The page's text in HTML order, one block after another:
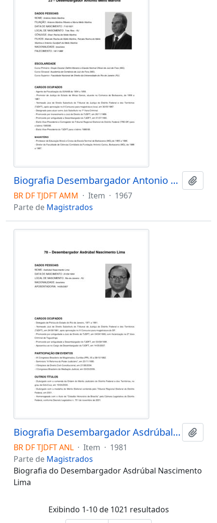
Biografia Desembargador Antonio Mello Martins
BR DF TJDFT AMM · Item · 1967
Parte de Magistrados
Biografia Desembargador Asdrúbal Nascimento Lima
BR DF TJDFT ANL · Item · 1981
Parte de Magistrados
Biografia do Desembargador Asdrúbal Nascimento
Lima
Exibindo 1-10 de 1021 resultados